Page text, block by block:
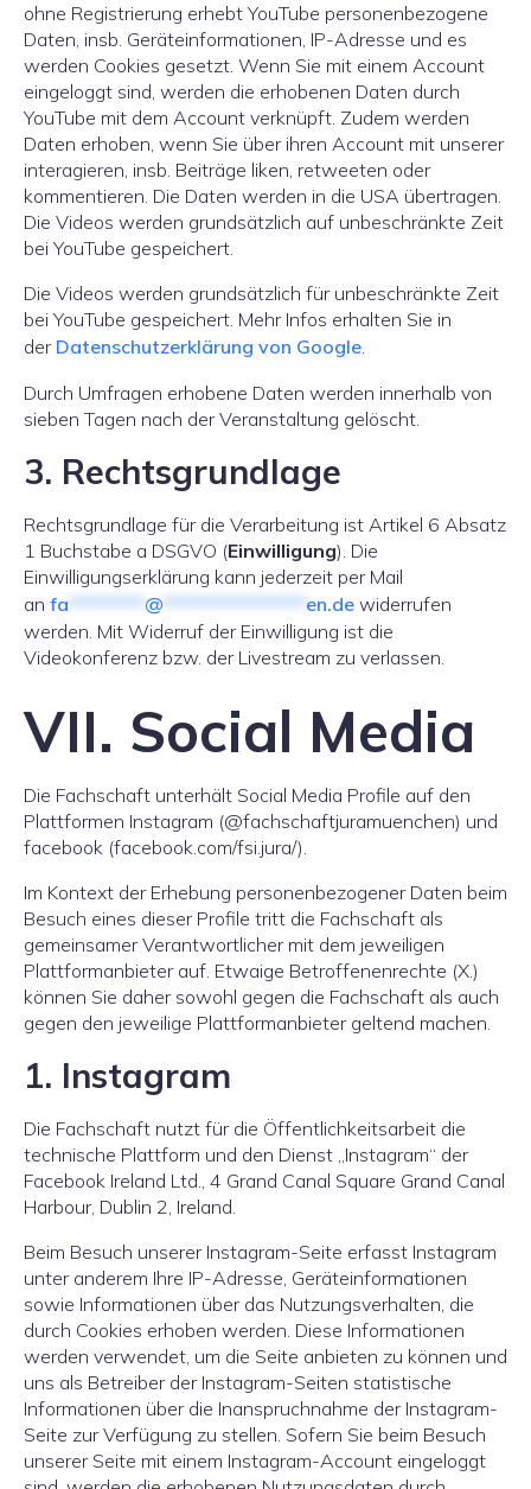
ohne Registrierung erhebt YouTube personenbezogene
Daten, insb. Geräteinformationen, IP-Adresse und es
werden Cookies gesetzt. Wenn Sie mit einem Account
eingeloggt sind, werden die erhobenen Daten durch
YouTube mit dem Account verknüpft. Zudem werden
Daten erhoben, wenn Sie über ihren Account mit unserer
interagieren, insb. Beiträge liken, retweeten oder
kommentieren. Die Daten werden in die USA übertragen.
Die Videos werden grundsätzlich auf unbeschränkte Zeit
bei YouTube gespeichert.
Die Videos werden grundsätzlich für unbeschränkte Zeit
bei YouTube gespeichert. Mehr Infos erhalten Sie in
der Datenschutzerklärung von Google.
Durch Umfragen erhobene Daten werden innerhalb von
sieben Tagen nach der Veranstaltung gelöscht.
3. Rechtsgrundlage
Rechtsgrundlage für die Verarbeitung ist Artikel 6 Absatz
1 Buchstabe a DSGVO (Einwilligung). Die
Einwilligungserklärung kann jederzeit per Mail
an fa ******** @ *************** en.de widerrufen
werden. Mit Widerruf der Einwilligung ist die
Videokonferenz bzw. der Livestream zu verlassen.
VII. Social Media
Die Fachschaft unterhält Social Media Profile auf den
Plattformen Instagram (@fachschaftjuramuenchen) und
facebook (facebook.com/fsi.jura/).
Im Kontext der Erhebung personenbezogener Daten beim
Besuch eines dieser Profile tritt die Fachschaft als
gemeinsamer Verantwortlicher mit dem jeweiligen
Plattformanbieter auf. Etwaige Betroffenenrechte (X.)
können Sie daher sowohl gegen die Fachschaft als auch
gegen den jeweilige Plattformanbieter geltend machen.
1. Instagram
Die Fachschaft nutzt für die Öffentlichkeitsarbeit die
technische Plattform und den Dienst „Instagram“ der
Facebook Ireland Ltd., 4 Grand Canal Square Grand Canal
Harbour, Dublin 2, Ireland.
Beim Besuch unserer Instagram-Seite erfasst Instagram
unter anderem Ihre IP-Adresse, Geräteinformationen
sowie Informationen über das Nutzungsverhalten, die
durch Cookies erhoben werden. Diese Informationen
werden verwendet, um die Seite anbieten zu können und
uns als Betreiber der Instagram-Seiten statistische
Informationen über die Inanspruchnahme der Instagram-
Seite zur Verfügung zu stellen. Sofern Sie beim Besuch
unserer Seite mit einem Instagram-Account eingeloggt